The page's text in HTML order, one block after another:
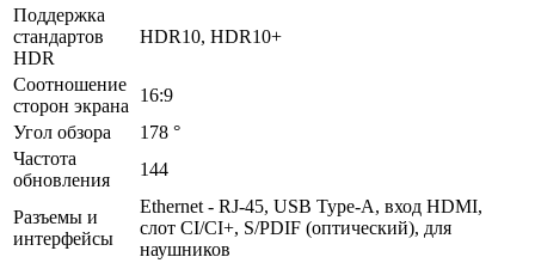
Поддержка
стандартов
HDR
HDR10, HDR10+
Соотношение
сторон экрана
16:9
Угол обзора
178 °
Частота
обновления
144
Разъемы и
интерфейсы
Ethernet - RJ-45, USB Type-A, вход HDMI,
слот CI/CI+, S/PDIF (оптический), для
наушников